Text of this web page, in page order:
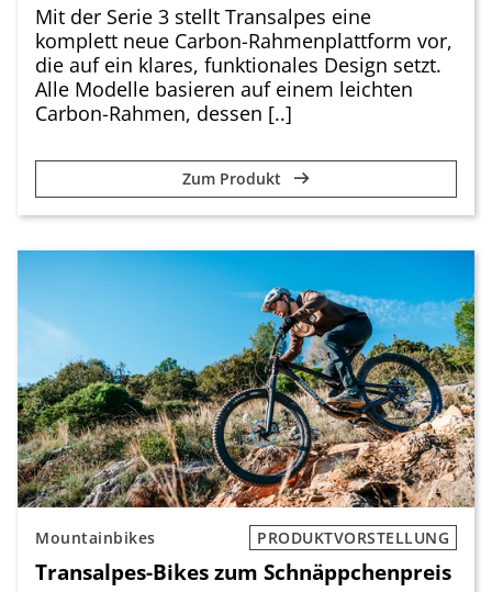
Mit der Serie 3 stellt Transalpes eine
komplett neue Carbon-Rahmenplattform vor,
die auf ein klares, funktionales Design setzt.
Alle Modelle basieren auf einem leichten
Carbon-Rahmen, dessen [..]
Zum Produkt
Mountainbikes PRODUKTVORSTELLUNG
Transalpes-Bikes zum Schnäppchenpreis